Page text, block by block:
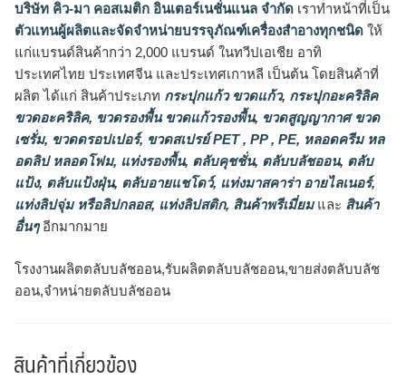
บริษัท คิว-มา คอสเมติก อินเตอร์เนชั่นแนล จำกัด เราทำหน้าที่เป็น
ตัวแทนผู้ผลิตและจัดจำหน่ายบรรจุภัณฑ์เครื่องสำอางทุกชนิด ให้
แก่แบรนด์สินค้ากว่า 2,000 แบรนด์ ในทวีปเอเชีย อาทิ
ประเทศไทย ประเทศจีน และประเทศเกาหลี เป็นต้น โดยสินค้าที่
ผลิต ได้แก่ สินค้าประเภท กระปุกแก้ว ขวดแก้ว, กระปุกอะคริลิค
ขวดอะคริลิค, ขวดรองพื้น ขวดแก้วรองพื้น, ขวดสูญญากาศ ขวด
เซรั่ม, ขวดดรอปเปอร์, ขวดสเปรย์ PET , PP , PE, หลอดครีม หล
อดลิป หลอดโฟม, แท่งรองพื้น, ตลับคุชชั่น, ตลับบลัชออน, ตลับ
แป้ง, ตลับแป้งฝุ่น, ตลับอายแชโดว์, แท่งมาสคาร่า อายไลเนอร์,
แท่งลิปจุ่ม หรือลิปกลอส, แท่งลิปสติก, สินค้าพรีเมี่ยมและ สินค้า
อื่นๆอีกมากมาย
โรงงานผลิตตลับบลัชออน,รับผลิตตลับบลัชออน,ขายส่งตลับบลัช
ออน,จำหน่ายตลับบลัชออน
สินค้าที่เกี่ยวข้อง